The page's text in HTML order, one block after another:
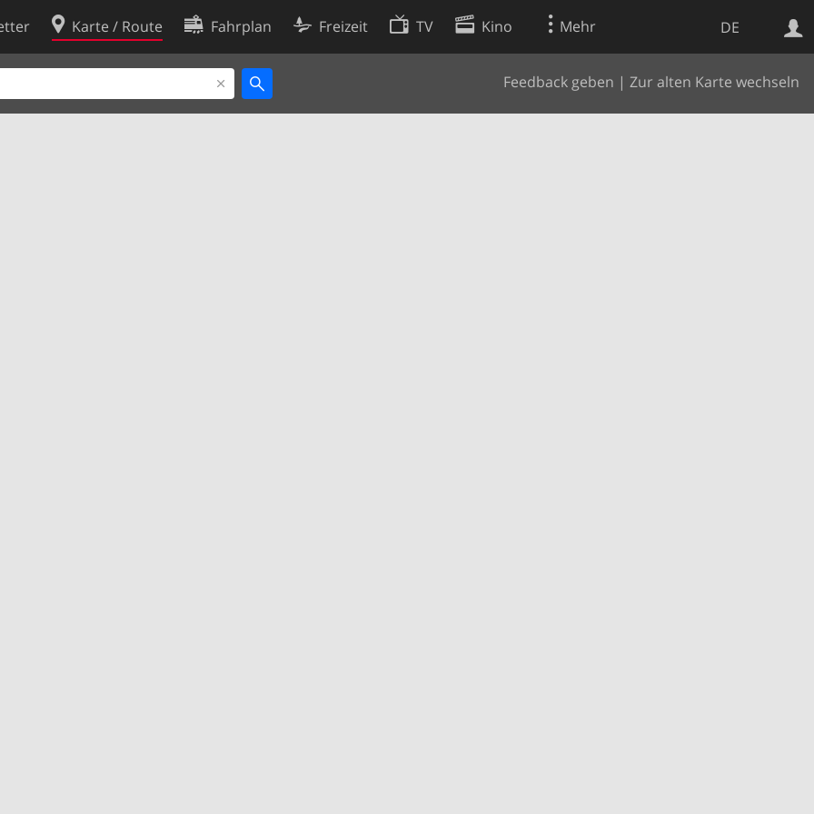
DE
Karte / Route Fahrplan Freizeit TV Kino Mehr
Feedback geben | Zur alten Karte wechseln
Websuche
Cookie-Richtlinie
Cookie-Einstellungen